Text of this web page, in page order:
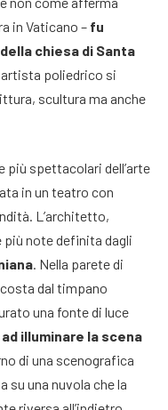
in Vaticano – fu
chiesa di Santa
artista poliedrico si
scultura ma anche
più spettacolari dell’arte
in un teatro con
L’architetto,
note definita dagli
. Nella parete di
dal timpano
una fonte di luce
illuminare la scena
di una scenografica
su una nuvola che la